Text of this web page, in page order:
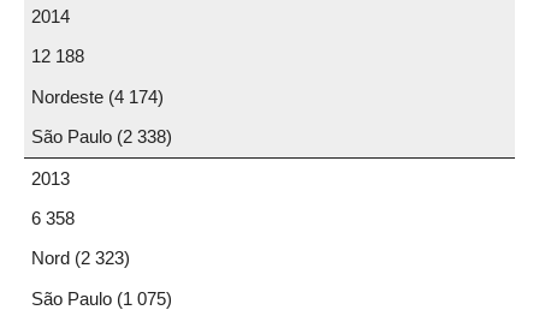
2014
12 188
Nordeste (4 174)
São Paulo (2 338)
2013
6 358
Nord (2 323)
São Paulo (1 075)